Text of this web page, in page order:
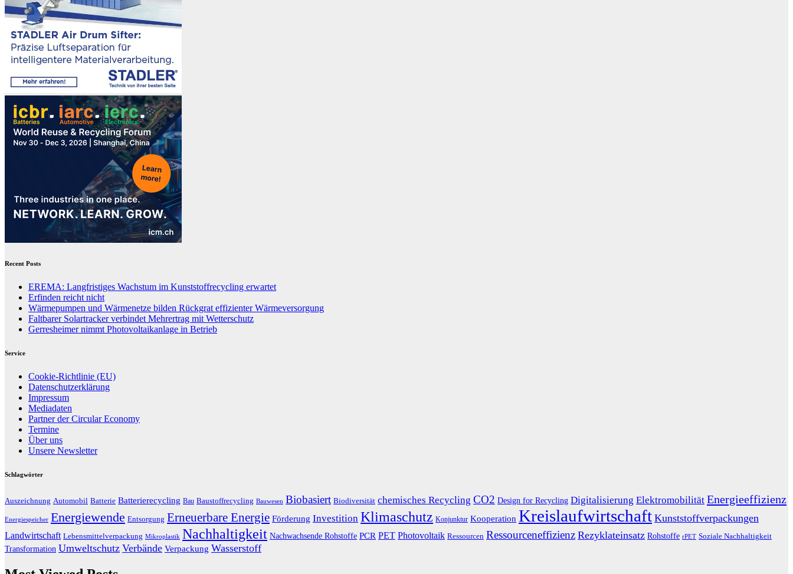
Recent Posts
EREMA: Langfristiges Wachstum im Kunststoffrecycling erwartet
Erfinden reicht nicht
Wärmepumpen und Wärmenetze bilden Rückgrat effizienter Wärmeversorgung
Faltbarer Solartracker verbindet Mehrertrag mit Wetterschutz
Gerresheimer nimmt Photovoltaikanlage in Betrieb
Service
Cookie-Richtlinie (EU)
Datenschutzerklärung
Impressum
Mediadaten
Partner der Circular Economy
Termine
Über uns
Unsere Newsletter
Schlagwörter
Auszeichnung Automobil Batterie Batterierecycling Bau Baustoffrecycling Bauwesen Biobasiert Biodiversität chemisches Recycling CO2 Design for Recycling Digitalisierung Elektromobilität Energieeffizienz
Energiespeicher Energiewende Entsorgung Erneuerbare Energie Förderung Investition Klimaschutz Konjunktur Kooperation Kreislaufwirtschaft Kunststoffverpackungen
Landwirtschaft Lebensmittelverpackung Mikroplastik Nachhaltigkeit Nachwachsende Rohstoffe PCR PET Photovoltaik Ressourcen Ressourceneffizienz Rezyklateinsatz Rohstoffe rPET Soziale Nachhaltigkeit
Transformation Umweltschutz Verbände Verpackung Wasserstoff